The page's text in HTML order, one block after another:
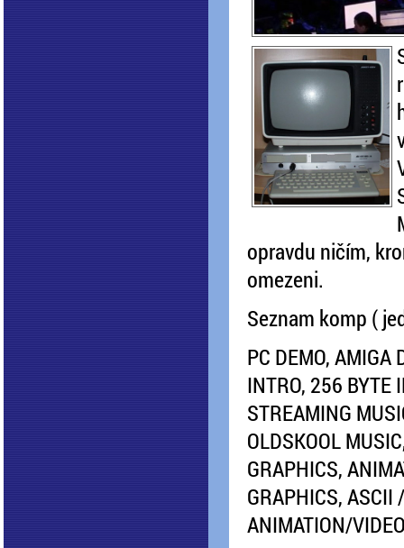
opravdu ničím,
omezeni.
Seznam komp (
PC DEMO, AMIGA
INTRO, 256 BYTE
STREAMING
OLDSKOOL
GRAPHICS,
GRAPHICS, ASCII
ANIMATION/